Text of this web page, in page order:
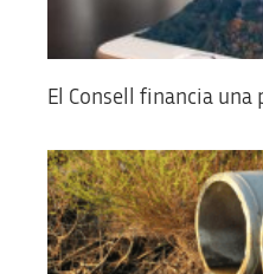
El Consell financia una